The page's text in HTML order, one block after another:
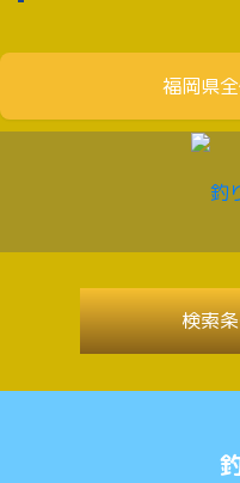
福岡県
検索